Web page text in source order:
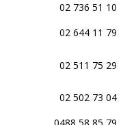
02 736 51 10
02 644 11 79
02 511 75 29
02 502 73 04